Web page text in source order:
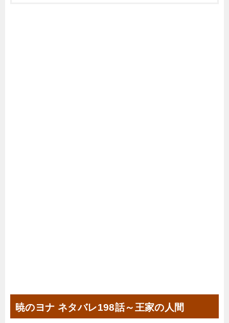
暁のヨナ ネタバレ198話～王家の人間